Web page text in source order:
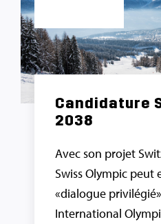
Candidature
2038
Avec son projet
Swiss Olympic peut
«dialogue
International